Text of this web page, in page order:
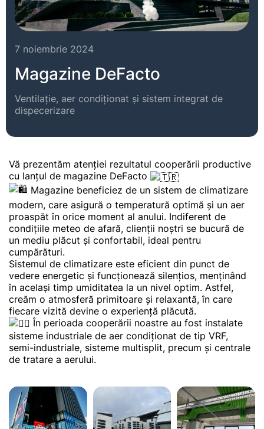
7 noiembrie 2024
Magazine DeFacto
Ventilație, aer condiționat și sistem integrat de
dispecerizare
Vă prezentăm atenției rezultatul cooperării productive
cu lanțul de magazine DeFacto
Magazine beneficiez de un sistem de climatizare
modern, care asigură o temperatură optimă și un aer
proaspăt în orice moment al anului. Indiferent de
condițiile meteo de afară, clienții noștri se bucură de
un mediu plăcut și confortabil, ideal pentru
cumpărături.
Sistemul de climatizare este eficient din punct de
vedere energetic și funcționează silențios, menținând
în același timp umiditatea la un nivel optim. Astfel,
creăm o atmosferă primitoare și relaxantă, în care
fiecare vizită devine o experiență plăcută.
În perioada cooperării noastre au fost instalate
sisteme industriale de aer condiționat de tip VRF,
semi-industriale, sisteme multisplit, precum și centrale
de tratare a aerului.